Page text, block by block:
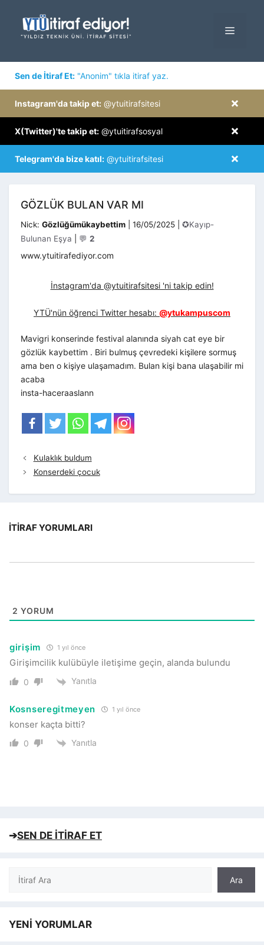
MENÜ
Sen de İtiraf Et: "Anonim" tıkla itiraf yaz.
×
Instagram'da takip et: @ytuitirafsitesi
×
X(Twitter)'te takip et: @ytuitirafsosyal
×
Telegram'da bize katıl: @ytuitirafsitesi
GÖZLÜK BULAN VAR MI
Nick: Gözlüğümükaybettim 16/05/2025 Kategoriler
✪Kayıp-
Bulunan Eşya
💬 2
www.ytuitirafediyor.com
İnstagram'da @ytuitirafsitesi 'ni takip edin!
YTÜ'nün öğrenci Twitter hesabı: @ytukampuscom
Mavigri konserinde festival alanında siyah cat eye bir
gözlük kaybettim . Biri bulmuş çevredeki kişilere sormuş
ama ben o kişiye ulaşamadım. Bulan kişi bana ulaşabilir mi
acaba
insta-haceraaslann
Kulaklık buldum
Konserdeki çocuk
İTIRAF YORUMLARI
2 YORUM
girişim 1 yıl önce
Girişimcilik kulübüyle iletişime geçin, alanda bulundu
0 Yanıtla
Kosnseregitmeyen 1 yıl önce
konser kaçta bitti?
0 Yanıtla
➔SEN DE İTİRAF ET
Ara
Ara
YENİ YORUMLAR